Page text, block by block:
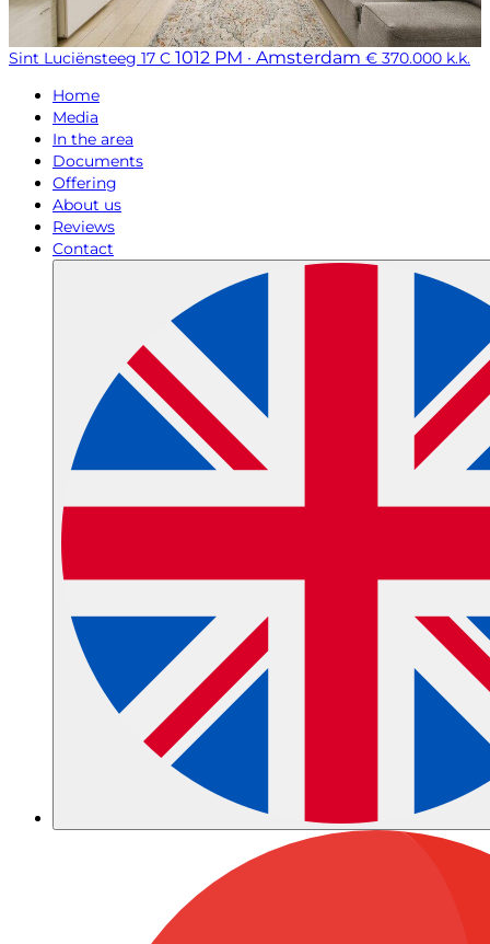
Sint Luciënsteeg 17 C 1012 PM · Amsterdam € 370.000 k.k.
Home
Media
In the area
Documents
Offering
About us
Reviews
Contact